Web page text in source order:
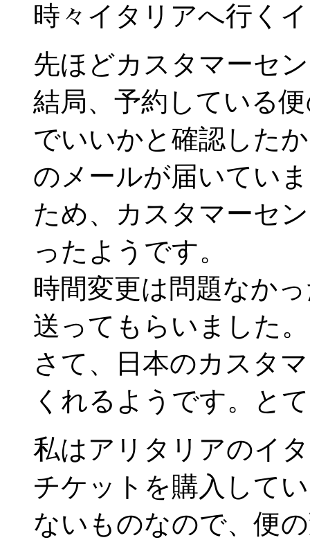
時々イタリアへ行く
先ほどカスタマーセ
結局、予約している
でいいかと確認した
のメールが届いてい
ため、カスタマーセ
ったようです。
時間変更は問題なか
送ってもらいました。
さて、日本のカスタ
くれるようです。と
私はアリタリアのイ
チケットを購入して
ないものなので、便